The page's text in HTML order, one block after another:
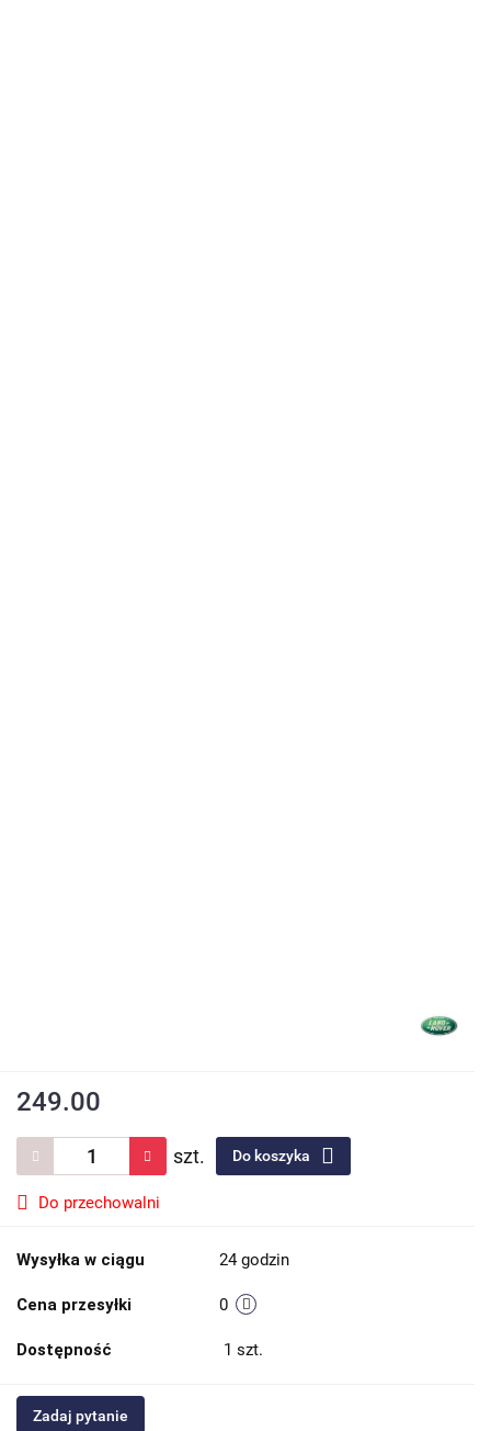
249.00
szt. Do koszyka
Do przechowalni
Wysyłka w ciągu 24 godzin
Cena przesyłki 0
Dostępność 1 szt.
Zadaj pytanie